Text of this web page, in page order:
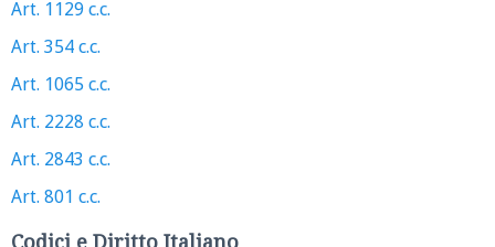
Art. 1129 c.c.
Art. 354 c.c.
Art. 1065 c.c.
Art. 2228 c.c.
Art. 2843 c.c.
Art. 801 c.c.
Codici e Diritto Italiano